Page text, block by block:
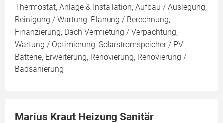
Thermostat, Anlage & Installation, Aufbau / Auslegung,
Reinigung / Wartung, Planung / Berechnung,
Finanzierung, Dach Vermietung / Verpachtung,
Wartung / Optimierung, Solarstromspeicher / PV
Batterie, Erweiterung, Renovierung, Renovierung /
Badsanierung
Marius Kraut Heizung Sanitär